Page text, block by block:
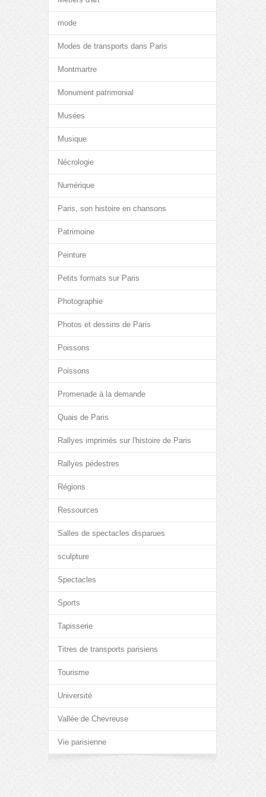
mode
Modes de transports dans Paris
Montmartre
Monument patrimonial
Musées
Musique
Nécrologie
Numérique
Paris, son histoire en chansons
Patrimoine
Peinture
Petits formats sur Paris
Photographie
Photos et dessins de Paris
Poissons
Poissons
Promenade à la demande
Quais de Paris
Rallyes imprimés sur l'histoire de Paris
Rallyes pédestres
Régions
Ressources
Salles de spectacles disparues
sculpture
Spectacles
Sports
Tapisserie
Titres de transports parisiens
Tourisme
Université
Vallée de Chevreuse
Vie parisienne